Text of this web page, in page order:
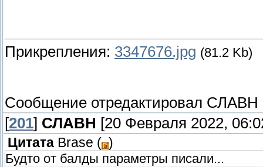
Прикрепления: 3347676.jpg (81.2 Kb)
Сообщение отредактировал СЛАВН
[201] СЛАВН [20 Февраля 2022,
Цитата Brase ( )
Будто от балды параметры писали...